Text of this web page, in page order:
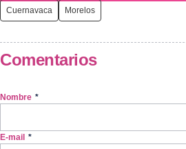
Cuernavaca Morelos
Comentarios
Nombre *
E-mail *